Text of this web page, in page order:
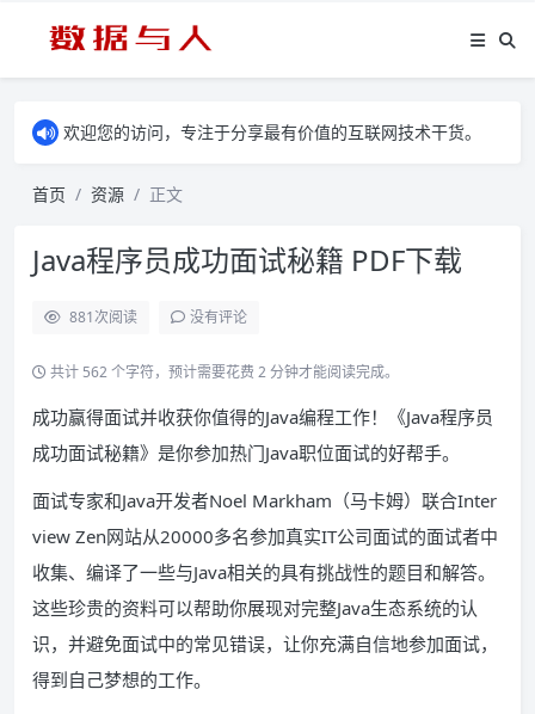
欢迎您的访问，专注于分享最有价值的互联网技术干货。
首页 资源 正文
Java程序员成功面试秘籍 PDF下载
881次阅读 没有评论
共计 562 个字符，预计需要花费 2 分钟才能阅读完成。
成功赢得面试并收获你值得的Java编程工作！《Java程序员
成功面试秘籍》是你参加热门Java职位面试的好帮手。
面试专家和Java开发者Noel Markham（马卡姆）联合Inter
view Zen网站从20000多名参加真实IT公司面试的面试者中
收集、编译了一些与Java相关的具有挑战性的题目和解答。
这些珍贵的资料可以帮助你展现对完整Java生态系统的认
识，并避免面试中的常见错误，让你充满自信地参加面试，
得到自己梦想的工作。